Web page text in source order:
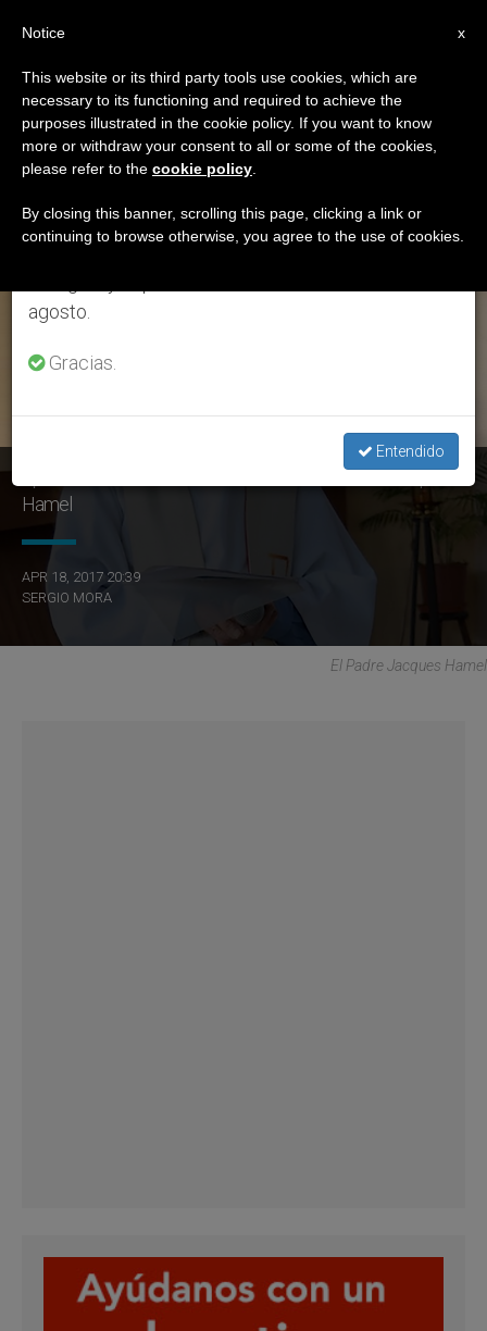
ETIQUETA
Posts Tagged ‘proceso
Diocesano’
ÚLTIMAS NOTICIAS
Apertura oficial de la causa de beatificación del P. Jacques
Hamel
APR 18, 2017 20:39
SERGIO MORA
El Padre Jacques Hamel
×
Aviso importante
Del 27 de julio al 7 de agosto haremos la pausa
anual, aprovechando que en el periodo de verano
se generan menos informaciones y también el
agosto.
Gracias.
Entendido
x
Notice
This website or its third party tools use cookies, which are
necessary to its functioning and required to achieve the
purposes illustrated in the cookie policy. If you want to know
more or withdraw your consent to all or some of the cookies,
please refer to the cookie policy
By closing this banner, scrolling this page, clicking a link or
continuing to browse otherwise, you agree to the use of cookies.